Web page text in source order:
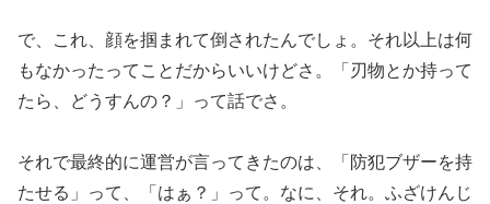
で、これ、顔を掴まれて倒されたんでしょ。それ以上は何
もなかったってことだからいいけどさ。「刃物とか持って
たら、どうすんの？」って話でさ。
それで最終的に運営が言ってきたのは、「防犯ブザーを持
たせる」って、「はぁ？」って。なに、それ。ふざけんじ